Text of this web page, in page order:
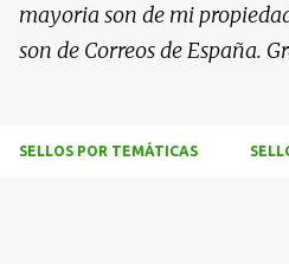
mayoria son de mi
son de Correos de España.
SELLOS POR TEMÁTICAS